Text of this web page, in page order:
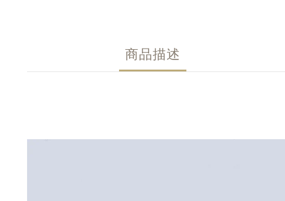
商品描述